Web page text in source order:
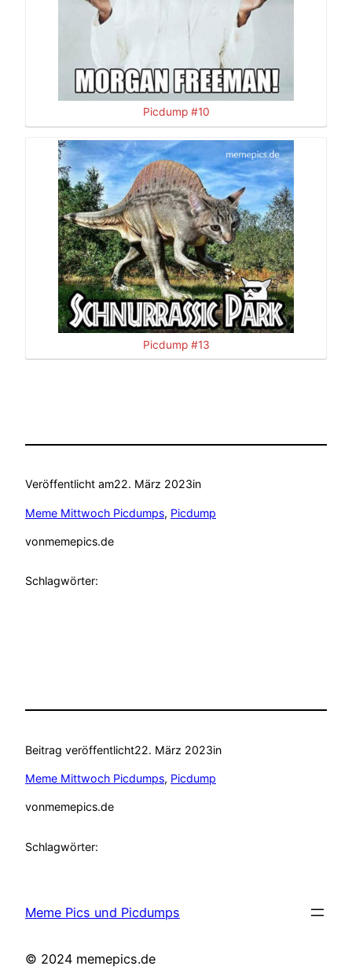
Picdump #10
Picdump #13
Veröffentlicht am22. März 2023in
Meme Mittwoch Picdumps, Picdump
vonmemepics.de
Schlagwörter:
Beitrag veröffentlicht22. März 2023in
Meme Mittwoch Picdumps, Picdump
vonmemepics.de
Schlagwörter:
Meme Pics und Picdumps
© 2024 memepics.de